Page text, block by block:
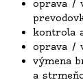
oprava /
kontrola
oprava /
výmena
a